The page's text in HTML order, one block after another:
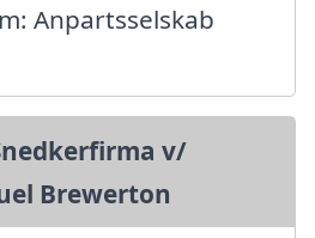
Anpartsselskab
v/
Brewerton